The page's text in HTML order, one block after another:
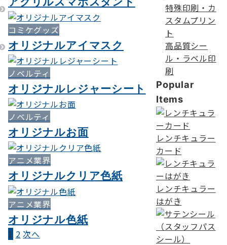
コミケグッズ
オリジナルアイマスク
ノベルティ
オリジナルレジャーシート
ノベルティ
オリジナルお面
アニメ業界
オリジナルクリア色紙
アニメ業界
オリジナル色紙
投
1 2 次へ
特殊印刷・カ
スタムプリン
ト
高品質シー
ル・ラベル印
刷
Popular
Items
レンチキュラー
カード
レンチキュラー
はがき